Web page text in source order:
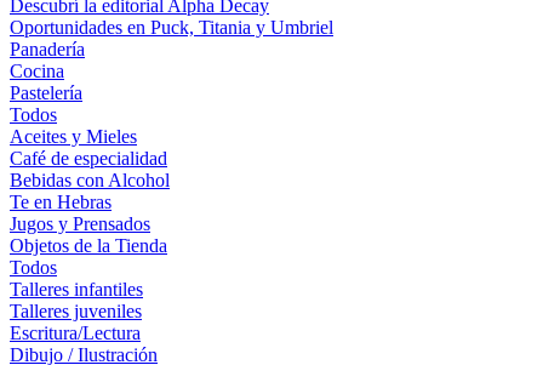
Descubrí la editorial Alpha Decay
Oportunidades en Puck, Titania y Umbriel
Panadería
Cocina
Pastelería
Todos
Aceites y Mieles
Café de especialidad
Bebidas con Alcohol
Te en Hebras
Jugos y Prensados
Objetos de la Tienda
Todos
Talleres infantiles
Talleres juveniles
Escritura/Lectura
Dibujo / Ilustración